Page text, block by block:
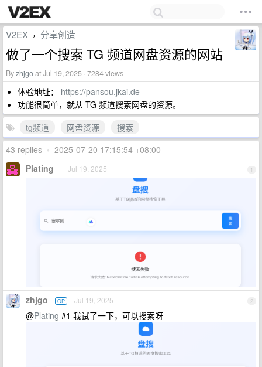
V2EX › 分享创造
做了一个搜索 TG 频道网盘资源的网站
Byzhjgoat Jul 19, 2025 · 7284 views
体验地址： https://pansou.jkai.de
功能很简单，就从 TG 频道搜索网盘的资源。
tg频道
网盘资源
搜索
43 replies • 2025-07-20 17:15:54 +08:00
1
Plating Jul 19, 2025
2
zhjgo OP Jul 19, 2025
@Plating #1 我试了一下，可以搜索呀